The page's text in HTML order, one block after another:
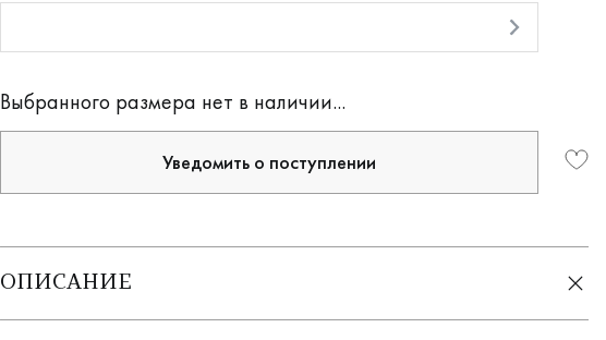
Выбранного размера нет в наличии...
Уведомить о поступлении
ОПИСАНИЕ